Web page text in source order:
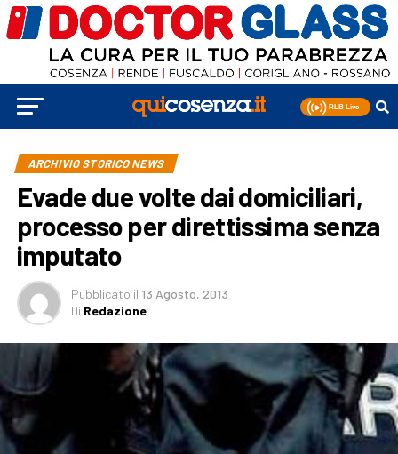
ARCHIVIO STORICO NEWS
Evade due volte dai domiciliari,
processo per direttissima senza
imputato
Pubblicato il 13 Agosto, 2013
Di Redazione